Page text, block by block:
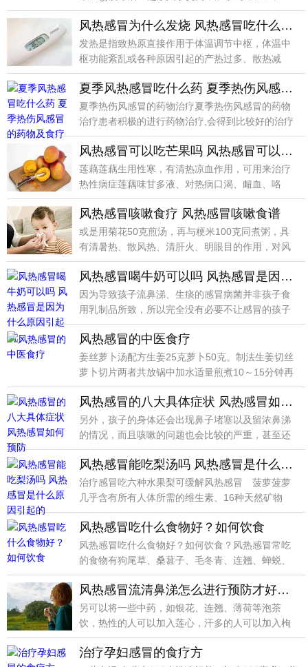
风热感冒为什么发烧 风热感冒吃什么食物好呢
发热是指致热原直接作用于体温调节中枢，体温中
枢功能紊乱或各种原因引起的产热过多、散热减
少，导致体温升
夏季风热感冒吃什么药 夏季热伤风感冒的药物及食疗治疗
夏季热伤风感冒的药物治疗夏季热伤风感冒的药物
治疗患者积极的进行药物治疗,会得到比较好的治疗
效果,要是
风热感冒可以吃芒果吗 风热感冒可以吃什么
莲藕莲藕生用性寒，有清热凉血作用，可用来治疗
热性病症莲藕味甘多液、对热病口渴、衄血、咯
血、下血者尤为
风热感冒咳嗽食疗 风热感冒咳嗽食谱
或是用菊花50克煎汤，再与粳米100克同煮粥，具
有清暑热、散风热、清肝火、明眼目的作用，对风
热感冒、
风热感冒喝牛奶可以吗 风热感冒是因为什么原因引起的
因为导致孩子流鼻涕、生痰的感冒病菌并非孩子食
用乳制品所致，所以完全没有必要不让感冒的孩子
喝牛奶、吃奶
风热感冒的中医食疗
姜丝萝卜汤配方生姜25克萝卜50克。制法生姜切丝
萝卜切片两者共放锅中加水适量煎煮10～15分钟再
加入
风热感冒的八大具体症状 风热感冒如何预防
另外，孩子的身体还会出现鼻子堵塞以及留浓鼻涕
的情况，而且咳嗽的问题也会比较的严重，甚至还
伴随有痰多或
风热感冒能吃梨汤吗 风热感冒是什么原因引起的
治疗感冒吃六种水果梨可缓解风热感冒 菠萝菠萝
几乎含有所有人体所需的维生素、16种天然矿物
质，并能有效
风热感冒吃什么食物好？如何饮食
风热感冒吃什么食物好？如何饮食？风热感冒常吃
的食物有狗尾草、桑葚子、毛冬青、连翘、蝉蜕、
牛蒡茶、白毫
风热感冒流清鼻涕怎么进行预防才好呢 治疗风热感冒的食疗法
另可以将一些中药，如银花、连翘、薄荷等泡茶
饮，热性的人可以加入莲心，汗多的人可以加入枸
杞子，湿重的人
治疗孕妇感冒的食疗方